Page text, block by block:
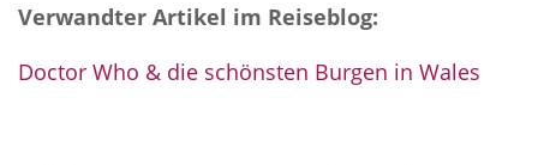
Verwandter Artikel im Reiseblog:
Doctor Who & die schönsten Burgen in Wales